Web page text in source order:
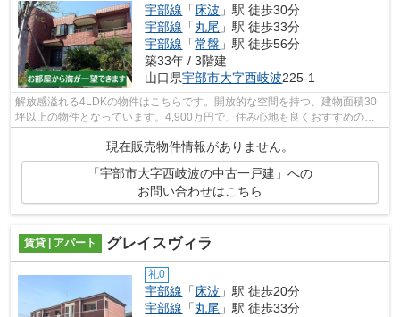
宇部線 「 床波 」駅 徒歩30分
宇部線 「丸尾 」駅 徒歩33分
宇部線 「常盤 」駅 徒歩56分
築33年 / 3階建
山口県宇部市大字西岐波225-1
解放感溢れる4LDKの物件はこちらです。開放的な空間を持つ、建物面積30
坪以上の物件となっています。4,900万円で、住み心地も良くおすすめの物
現在販売物件情報がありません。
「宇部市大字西岐波の中古一戸建」への
お問い合わせはこちら
賃貸 | アパート グレイスヴィラ
礼0
宇部線 「 床波 」駅 徒歩20分
宇部線 「丸尾 」駅 徒歩33分